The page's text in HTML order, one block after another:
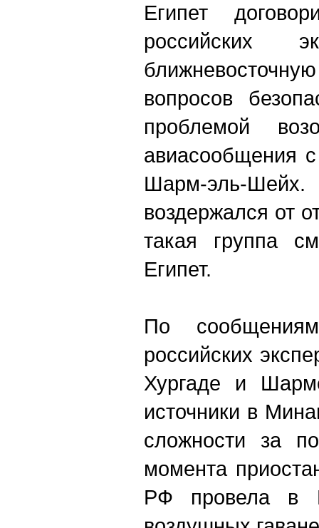
Египет
российских
вопросов
проблемой
авиасообщения
Шарм-эль-
воздержался от
такая группа
Египет.
По
российских
Хургаде и
источники в
сложности за
момента
РФ провела в